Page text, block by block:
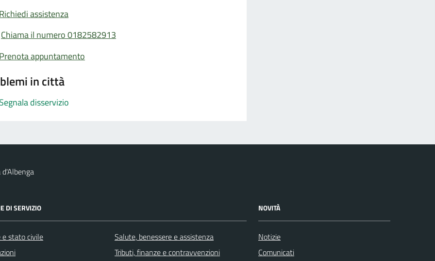
Richiedi assistenza
Chiama il numero 0182582913
Prenota appuntamento
in città
Segnala disservizio
DI SERVIZIO
e stato civile
Salute, benessere e assistenza
Tributi, finanze e contravvenzioni
NOVITÀ
Notizie
Comunicati